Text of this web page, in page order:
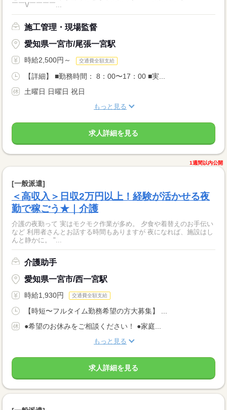
￣￣V￣￣￣￣...
施工管理・現場監督
愛知県一宮市/尾張一宮駅
時給2,500円～ 交通費全額支給
【詳細】 ■勤務時間： 8：00〜17：00 ■実...
土曜日 日曜日 祝日
もっと見る
求人詳細を見る
1週間以内公開
[一般派遣]
＜高収入＞日収2万円以上！経験が活かせる夜
勤で稼ごう★｜介護
介護の夜勤って 実はモクモク作業が多め。 夕食や着替えのお手伝い
など 利用者さんとお話する時間もありますが 夜になれば、施設はし
んと静かに。 "...
介護助手
愛知県一宮市/西一宮駅
時給1,930円 交通費全額支給
【時短〜フルタイム勤務希望の方大募集】 ...
●希望のお休みをご相談ください！ ●家庭...
もっと見る
求人詳細を見る